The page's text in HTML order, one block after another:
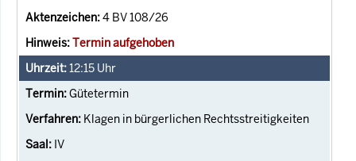
4 BV 108/26
Termin aufgehoben
12:15 Uhr
Gütetermin
Klagen in bürgerlichen Rechtsstreitigkeiten
IV